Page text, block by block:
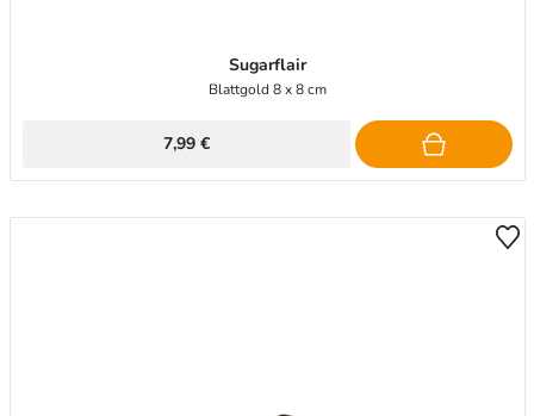
Sugarflair
Blattgold 8 x 8 cm
7,99 €